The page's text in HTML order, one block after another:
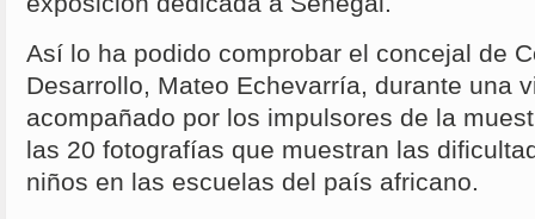
Así lo ha podido comprobar el concejal de
Desarrollo, Mateo Echevarría, durante una
acompañado por los impulsores de la
las 20 fotografías que muestran las
niños en las escuelas del país africano.